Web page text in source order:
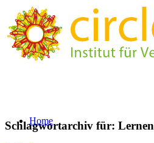
Home
Schlagwortarchiv für: Lernen